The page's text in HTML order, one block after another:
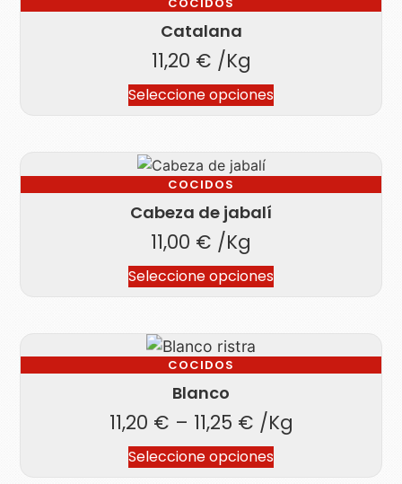
Catalana
11,20 € /Kg
Seleccione opciones
COCIDOS
Cabeza de jabalí
11,00 € /Kg
Seleccione opciones
COCIDOS
Blanco
11,20 € – 11,25 € /Kg
Seleccione opciones